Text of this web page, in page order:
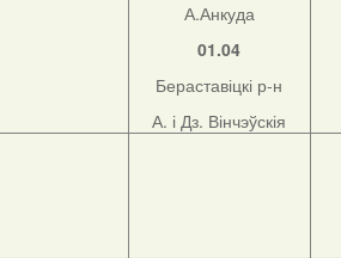
А.Анкуда
01.04
Бераставіцкі р-н
А. і Дз. Вінчэўскія